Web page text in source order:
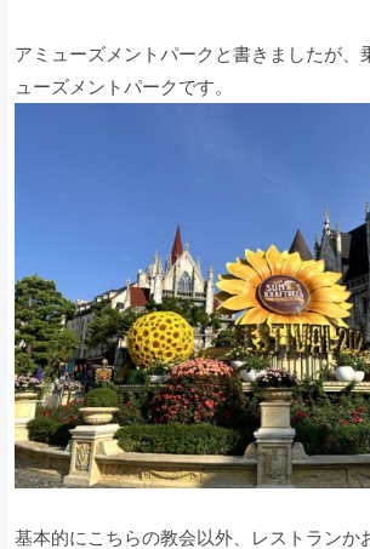
アミューズメントパークと書きましたが、
ューズメントパークです。
基本的にこちらの教会以外、レストランか